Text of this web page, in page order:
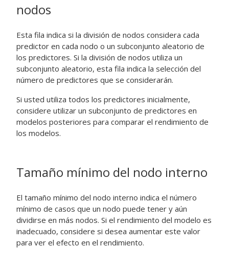
nodos
Esta fila indica si la división de nodos considera cada
predictor en cada nodo o un subconjunto aleatorio de
los predictores. Si la división de nodos utiliza un
subconjunto aleatorio, esta fila indica la selección del
número de predictores que se considerarán.
Si usted utiliza todos los predictores inicialmente,
considere utilizar un subconjunto de predictores en
modelos posteriores para comparar el rendimiento de
los modelos.
Tamaño mínimo del nodo interno
El tamaño mínimo del nodo interno indica el número
mínimo de casos que un nodo puede tener y aún
dividirse en más nodos. Si el rendimiento del modelo es
inadecuado, considere si desea aumentar este valor
para ver el efecto en el rendimiento.